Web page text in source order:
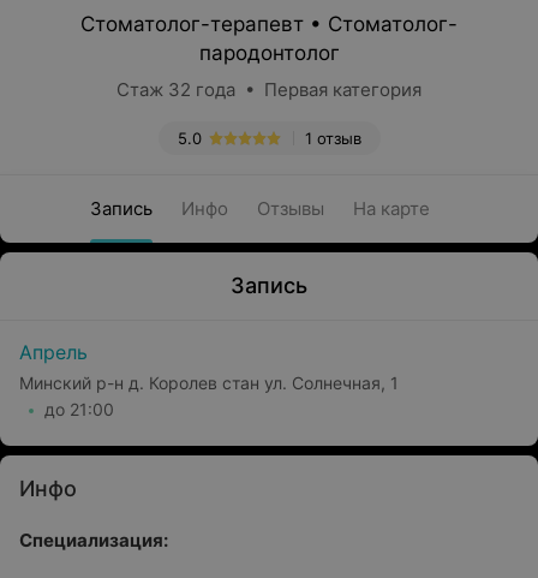
Стоматолог-терапевт • Стоматолог-
пародонтолог
Стаж 32 года • Первая категория
1 отзыв
5.0
Запись Инфо Отзывы На карте
Запись
Апрель
Минский р-н д. Королев стан ул. Солнечная, 1
до 21:00
Инфо
Специализация: